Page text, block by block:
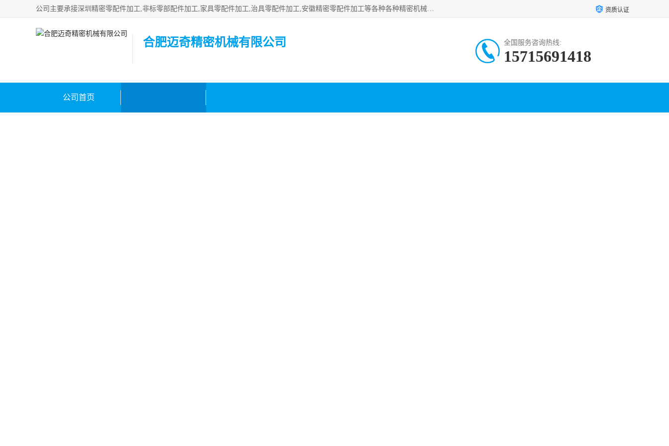
公司主要承接深圳精密零配件加工,非标零部配件加工,家具零配件加工,治具零配件加工,安徽精密零配件加工等各种各种精密机械加工，欢迎来来电咨询！ 资质认证
合肥迈奇精密机械有限公司 全国服务咨询热线:
15715691418
公司首页